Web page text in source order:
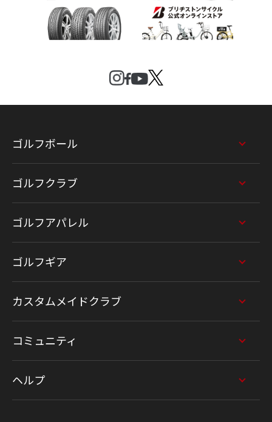
ゴルフボール
ゴルフクラブ
ゴルフアパレル
ゴルフギア
カスタムメイドクラブ
コミュニティ
ヘルプ